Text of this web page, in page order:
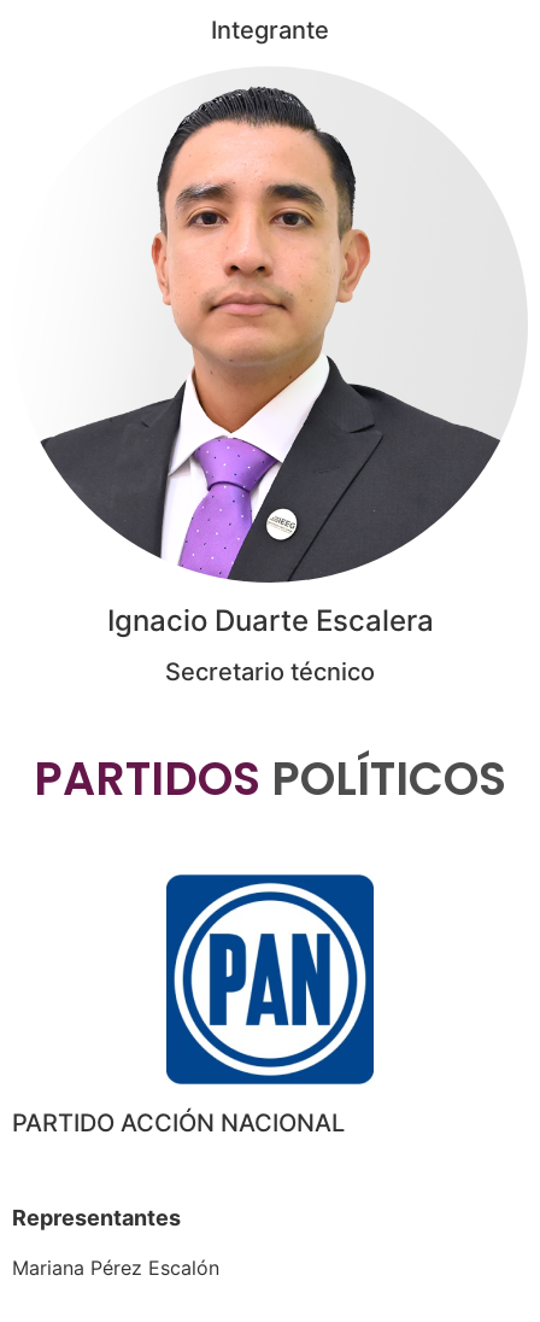
Integrante
Ignacio Duarte Escalera
Secretario técnico
PARTIDOS POLÍTICOS
PARTIDO ACCIÓN NACIONAL
Representantes
Mariana Pérez Escalón